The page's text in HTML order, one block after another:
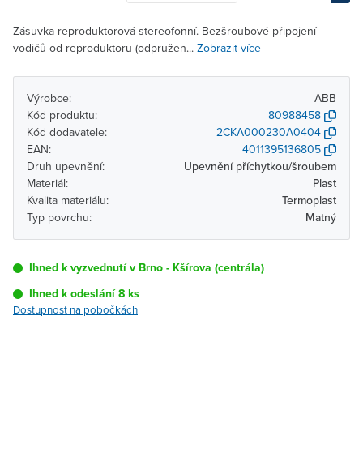
Zásuvka reproduktorová stereofonní. Bezšroubové připojení
vodičů od reproduktoru (odpružen... Zobrazit více
Výrobce:
ABB
Kód produktu:
80988458
Kód dodavatele:
2CKA000230A0404
EAN:
4011395136805
Druh upevnění:
Upevnění příchytkou/šroubem
Materiál:
Plast
Kvalita materiálu:
Termoplast
Typ povrchu:
Matný
Ihned k vyzvednutí v Brno - Kšírova (centrála)
Ihned k odeslání 8 ks
Dostupnost na pobočkách